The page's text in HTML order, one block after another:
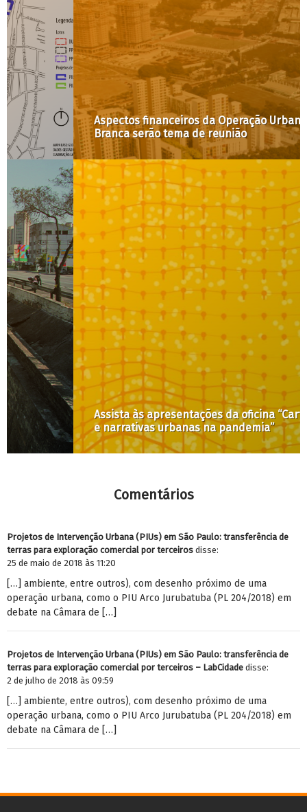
Aspectos financeiros da Operação Urbana Água
Branca serão tema de reunião
Assista às apresentações da oficina “Cartografias
e narrativas urbanas na pandemia”
Comentários
Projetos de Intervenção Urbana (PIUs) em São Paulo: transferência de
terras para exploração comercial por terceiros disse:
25 de maio de 2018 às 11:20
[…] ambiente, entre outros), com desenho próximo de uma
operação urbana, como o PIU Arco Jurubatuba (PL 204/2018) em
debate na Câmara de […]
Projetos de Intervenção Urbana (PIUs) em São Paulo: transferência de
terras para exploração comercial por terceiros – LabCidade disse:
2 de julho de 2018 às 09:59
[…] ambiente, entre outros), com desenho próximo de uma
operação urbana, como o PIU Arco Jurubatuba (PL 204/2018) em
debate na Câmara de […]